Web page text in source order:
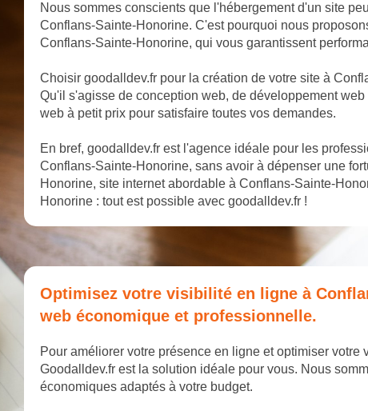
Nous sommes conscients que l'hébergement d'un site
Conflans-Sainte-Honorine. C'est pourquoi nous
Conflans-Sainte-Honorine, qui vous garantissent
Choisir goodalldev.fr pour la création de votre site à
Qu'il s'agisse de conception web, de développement
web à petit prix pour satisfaire toutes vos demandes.
En bref, goodalldev.fr est l'agence idéale pour les
Conflans-Sainte-Honorine, sans avoir à dépenser une
Honorine, site internet abordable à Conflans-Sainte-
Honorine : tout est possible avec goodalldev.fr !
Optimisez votre visibilité en ligne à
web économique et professionnelle.
Pour améliorer votre présence en ligne et optimiser
Goodalldev.fr est la solution idéale pour vous. Nous
économiques adaptés à votre budget.